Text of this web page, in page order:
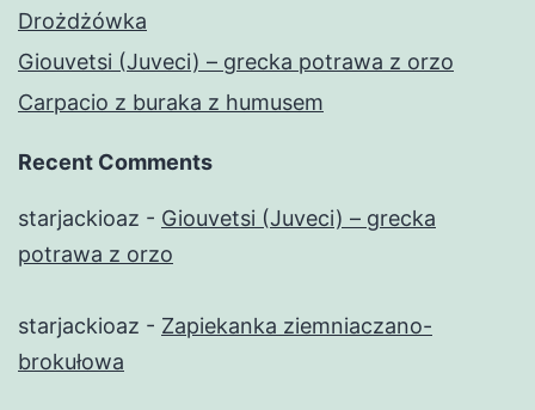
Drożdżówka
Giouvetsi (Juveci) – grecka potrawa z orzo
Carpacio z buraka z humusem
Recent Comments
starjackioaz - Giouvetsi (Juveci) – grecka
potrawa z orzo
starjackioaz - Zapiekanka ziemniaczano-
brokułowa